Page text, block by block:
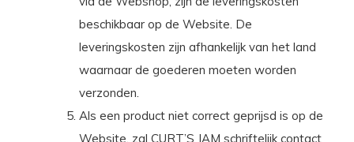
beschikbaar op de Website. De
leveringskosten zijn afhankelijk van het land
waarnaar de goederen moeten worden
verzonden.
Als een product niet correct geprijsd is op de
Website, zal CURT’S JAM schriftelijk contact